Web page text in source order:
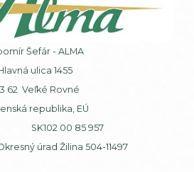
Šefár - ALMA
ulica 1455
62 Veľké Rovné
republika, EÚ
SK102 00 85 957
úrad Žilina 504-11497